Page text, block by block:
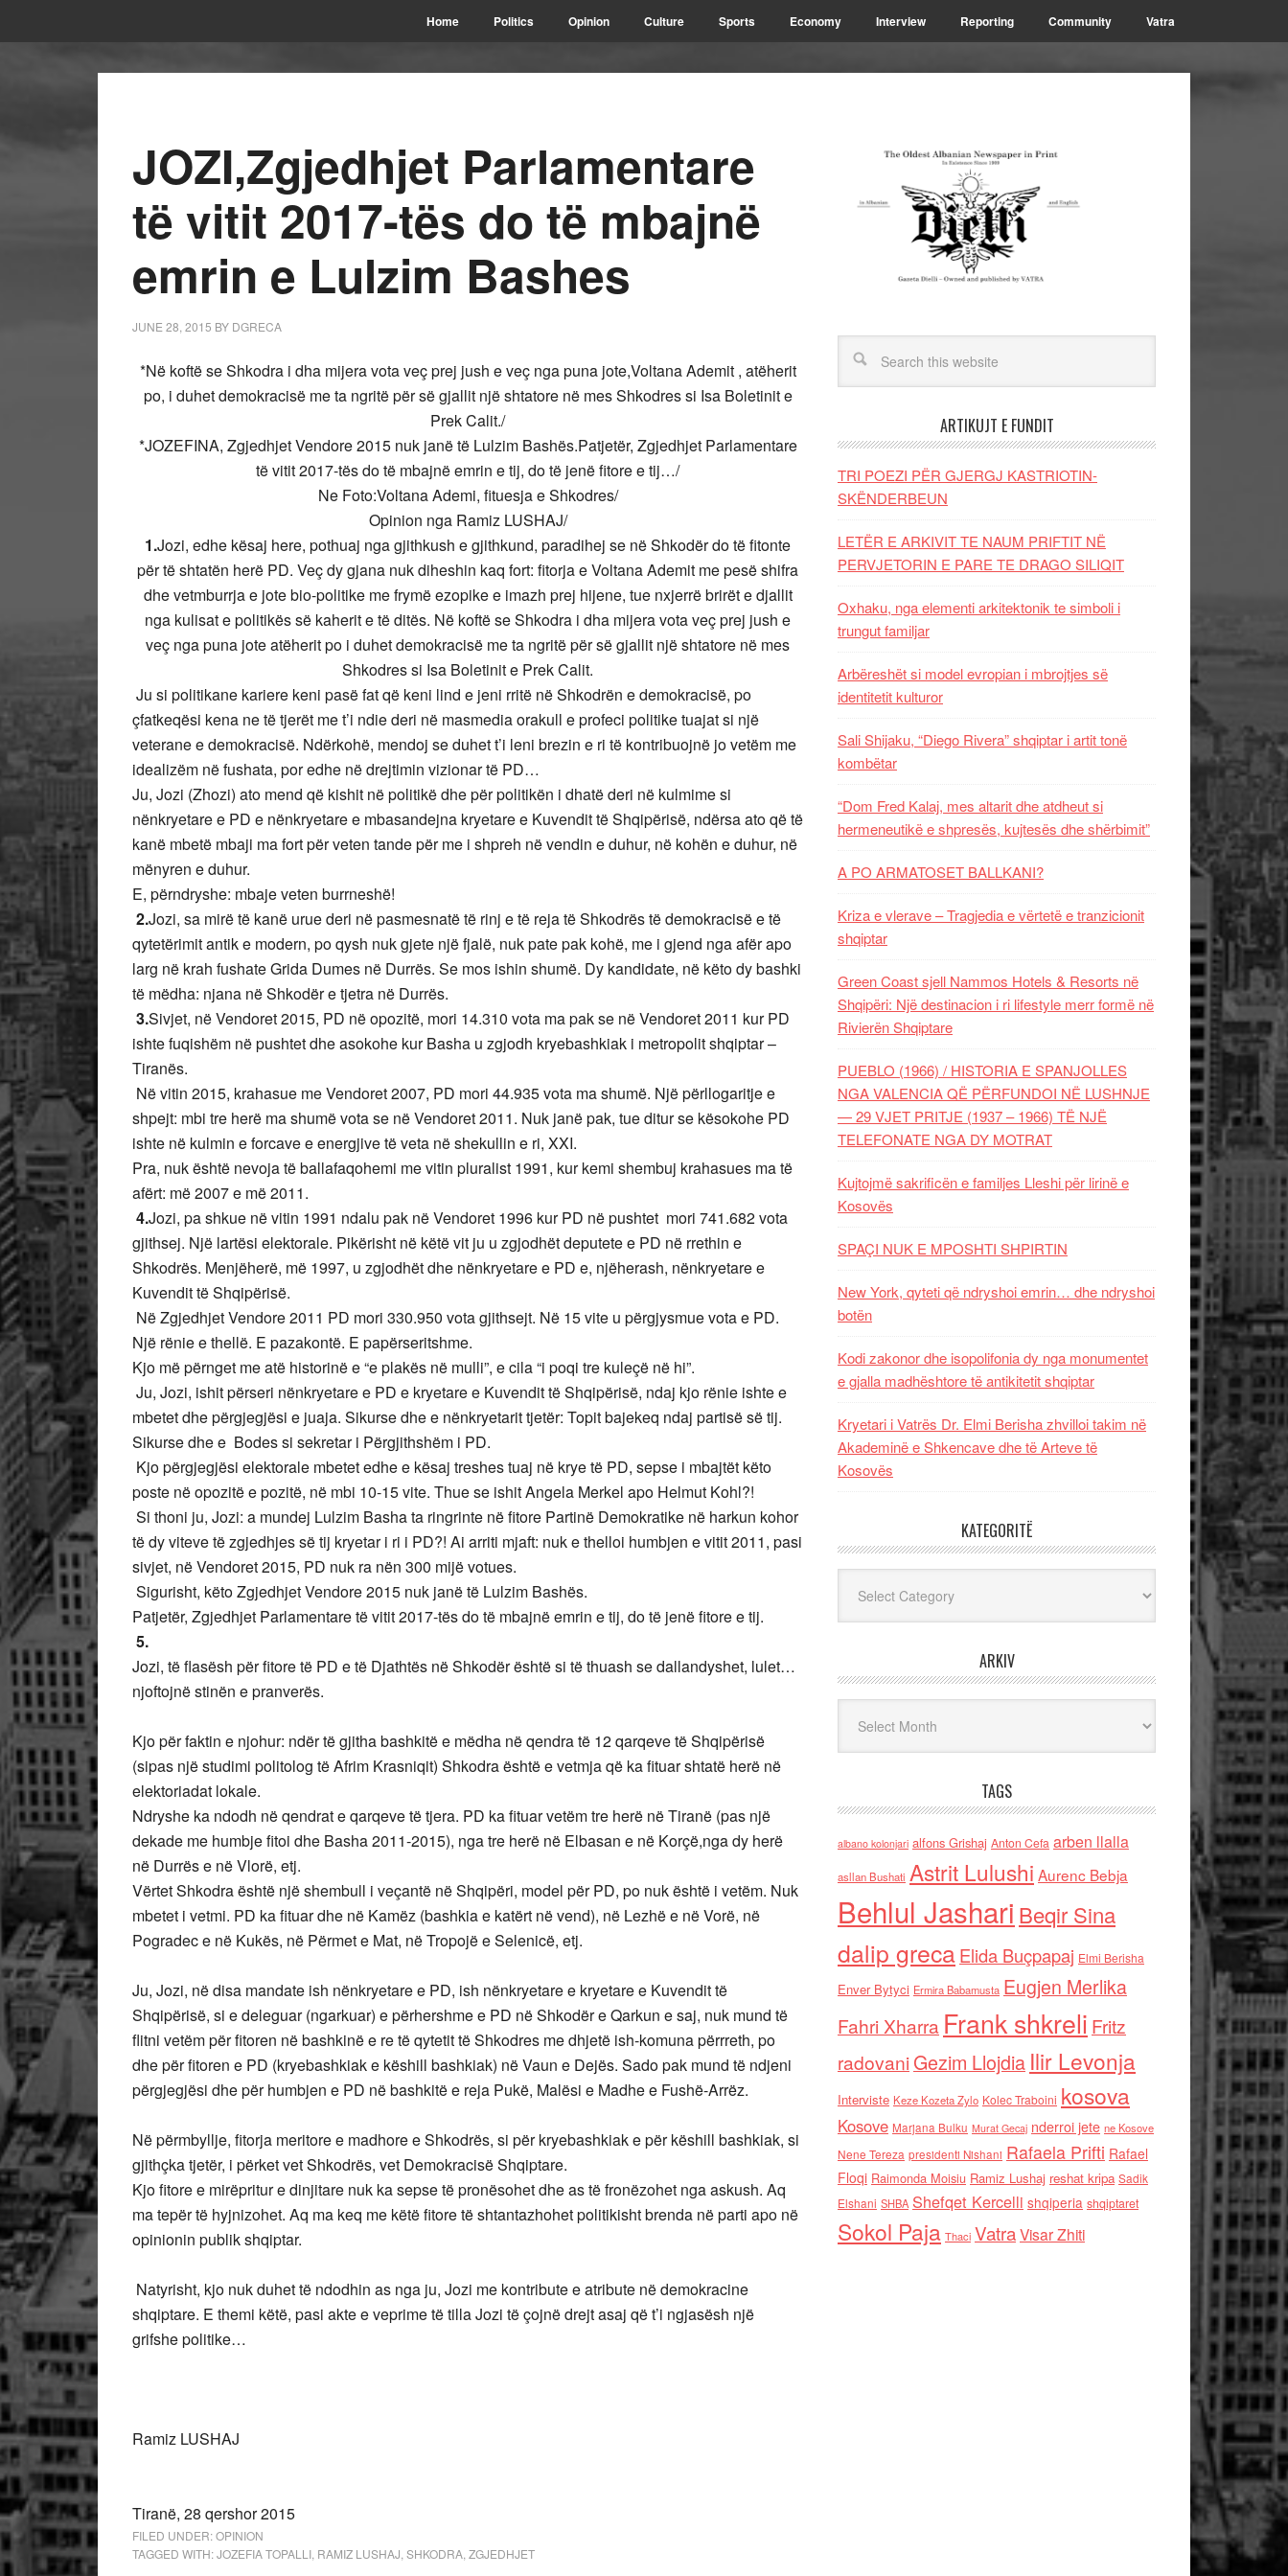
Home Politics Opinion Culture Sports Economy Interview Reporting Community Vatra
JOZI,Zgjedhjet Parlamentare
të vitit 2017-tës do të mbajnë
emrin e Lulzim Bashes
JUNE 28, 2015 BY DGRECA
*Në koftë se Shkodra i dha mijera vota veç prej jush e veç nga puna jote,Voltana Ademit , atëherit
po, i duhet demokracisë me ta ngritë për së gjallit një shtatore në mes Shkodres si Isa Boletinit e
Prek Calit./
*JOZEFINA, Zgjedhjet Vendore 2015 nuk janë të Lulzim Bashës.Patjetër, Zgjedhjet Parlamentare
të vitit 2017-tës do të mbajnë emrin e tij, do të jenë fitore e tij…/
Ne Foto:Voltana Ademi, fituesja e Shkodres/
Opinion nga Ramiz LUSHAJ/
1.Jozi, edhe kësaj here, pothuaj nga gjithkush e gjithkund, paradihej se në Shkodër do të fitonte
për të shtatën herë PD. Veç dy gjana nuk diheshin kaq fort: fitorja e Voltana Ademit me pesë shifra
dhe vetmburrja e jote bio-politike me frymë ezopike e imazh prej hijene, tue nxjerrë brirët e djallit
nga kulisat e politikës së kaherit e të ditës. Në koftë se Shkodra i dha mijera vota veç prej jush e
veç nga puna jote atëherit po i duhet demokracisë me ta ngritë për së gjallit një shtatore në mes
Shkodres si Isa Boletinit e Prek Calit.
Ju si politikane kariere keni pasë fat që keni lind e jeni rritë në Shkodrën e demokracisë, po
çfatkeqësi kena ne të tjerët me t’i ndie deri në masmedia orakull e profeci politike tuajat si një
veterane e demokracisë. Ndërkohë, mendoj se duhet t’i leni brezin e ri të kontribuojnë jo vetëm me
idealizëm në fushata, por edhe në drejtimin vizionar të PD…
Ju, Jozi (Zhozi) ato mend që kishit në politikë dhe për politikën i dhatë deri në kulmime si
nënkryetare e PD e nënkryetare e mbasandejna kryetare e Kuvendit të Shqipërisë, ndërsa ato që të
kanë mbetë mbaji ma fort për veten tande për me i shpreh në vendin e duhur, në kohën e duhur, në
mënyren e duhur.
E, përndryshe: mbaje veten burrneshë!
2.Jozi, sa mirë të kanë urue deri në pasmesnatë të rinj e të reja të Shkodrës të demokracisë e të
qytetërimit antik e modern, po qysh nuk gjete një fjalë, nuk pate pak kohë, me i gjend nga afër apo
larg në krah fushate Grida Dumes në Durrës. Se mos ishin shumë. Dy kandidate, në këto dy bashki
të mëdha: njana në Shkodër e tjetra në Durrës.
3.Sivjet, në Vendoret 2015, PD në opozitë, mori 14.310 vota ma pak se në Vendoret 2011 kur PD
ishte fuqishëm në pushtet dhe asokohe kur Basha u zgjodh kryebashkiak i metropolit shqiptar –
Tiranës.
Në vitin 2015, krahasue me Vendoret 2007, PD mori 44.935 vota ma shumë. Një përllogaritje e
shpejt: mbi tre herë ma shumë vota se në Vendoret 2011. Nuk janë pak, tue ditur se kësokohe PD
ishte në kulmin e forcave e energjive të veta në shekullin e ri, XXI.
Pra, nuk është nevoja të ballafaqohemi me vitin pluralist 1991, kur kemi shembuj krahasues ma të
afërt: më 2007 e më 2011.
4.Jozi, pa shkue në vitin 1991 ndalu pak në Vendoret 1996 kur PD në pushtet mori 741.682 vota
gjithsej. Një lartësi elektorale. Pikërisht në këtë vit ju u zgjodhët deputete e PD në rrethin e
Shkodrës. Menjëherë, më 1997, u zgjodhët dhe nënkryetare e PD e, njëherash, nënkryetare e
Kuvendit të Shqipërisë.
Në Zgjedhjet Vendore 2011 PD mori 330.950 vota gjithsejt. Në 15 vite u përgjysmue vota e PD.
Një rënie e thellë. E pazakontë. E papërseritshme.
Kjo më përnget me atë historinë e “e plakës në mulli”, e cila “i poqi tre kuleçë në hi”.
Ju, Jozi, ishit përseri nënkryetare e PD e kryetare e Kuvendit të Shqipërisë, ndaj kjo rënie ishte e
mbetet dhe përgjegjësi e juaja. Sikurse dhe e nënkryetarit tjetër: Topit bajekeq ndaj partisë së tij.
Sikurse dhe e Bodes si sekretar i Përgjithshëm i PD.
Kjo përgjegjësi elektorale mbetet edhe e kësaj treshes tuaj në krye të PD, sepse i mbajtët këto
poste në opozitë e pozitë, në mbi 10-15 vite. Thue se ishit Angela Merkel apo Helmut Kohl?!
Si thoni ju, Jozi: a mundej Lulzim Basha ta ringrinte në fitore Partinë Demokratike në harkun kohor
të dy viteve të zgjedhjes së tij kryetar i ri i PD?! Ai arriti mjaft: nuk e thelloi humbjen e vitit 2011, pasi
sivjet, në Vendoret 2015, PD nuk ra nën 300 mijë votues.
Sigurisht, këto Zgjedhjet Vendore 2015 nuk janë të Lulzim Bashës.
Patjetër, Zgjedhjet Parlamentare të vitit 2017-tës do të mbajnë emrin e tij, do të jenë fitore e tij.
5.
Jozi, të flasësh për fitore të PD e të Djathtës në Shkodër është si të thuash se dallandyshet, lulet…
njoftojnë stinën e pranverës.
Kjo për faktin e njohur: ndër të gjitha bashkitë e mëdha në qendra të 12 qarqeve të Shqipërisë
(sipas një studimi politolog të Afrim Krasniqit) Shkodra është e vetmja që ka fituar shtatë herë në
elektoriadat lokale.
Ndryshe ka ndodh në qendrat e qarqeve të tjera. PD ka fituar vetëm tre herë në Tiranë (pas një
dekade me humbje fitoi dhe Basha 2011-2015), nga tre herë në Elbasan e në Korçë,nga dy herë
në Durrës e në Vlorë, etj.
Vërtet Shkodra është një shembull i veçantë në Shqipëri, model për PD, po nuk është i vetëm. Nuk
mbetet i vetmi. PD ka fituar dhe në Kamëz (bashkia e katërt në vend), në Lezhë e në Vorë, në
Pogradec e në Kukës, në Përmet e Mat, në Tropojë e Selenicë, etj.
Ju, Jozi, në disa mandate ish nënkryetare e PD, ish nënkryetare e kryetare e Kuvendit të
Shqipërisë, si e deleguar (ngarkuar) e përhershme e PD në Shkodër e Qarkun e saj, nuk mund të
flitni vetëm për fitoren në bashkinë e re të qytetit të Shkodres me dhjetë ish-komuna përrreth, po
dhe për fitoren e PD (kryebashkiak e këshill bashkiak) në Vaun e Dejës. Sado pak mund të ndjeni
përgjegjësi dhe për humbjen e PD në bashkitë e reja Pukë, Malësi e Madhe e Fushë-Arrëz.
Në përmbyllje, fitorja meritore e madhore e Shkodrës, si për kryebashkiak e për këshill bashkiak, si
gjithçka tjetër, i përket vet Shkodrës, vet Demokracisë Shqiptare.
Kjo fitore e mirëpritur e dinjitare nuk ka sepse të pronësohet dhe as të fronëzohet nga askush. Aq
ma tepër të hyjnizohet. Aq ma keq me këtë fitore të shtantazhohet politikisht brenda në parti apo në
opinionin publik shqiptar.
Natyrisht, kjo nuk duhet të ndodhin as nga ju, Jozi me kontribute e atribute në demokracine
shqiptare. E themi këtë, pasi akte e veprime të tilla Jozi të çojnë drejt asaj që t’i ngjasësh një
grifshe politike…
Ramiz LUSHAJ
Tiranë, 28 qershor 2015
FILED UNDER:OPINION
TAGGED WITH:JOZEFIA TOPALLI RAMIZ LUSHAJ SHKODRA ZGJEDHJET
ARTIKUJT E FUNDIT
TRI POEZI PËR GJERGJ KASTRIOTIN-
SKËNDERBEUN
LETËR E ARKIVIT TE NAUM PRIFTIT NË
PERVJETORIN E PARE TE DRAGO SILIQIT
Oxhaku, nga elementi arkitektonik te simboli i
trungut familjar
Arbëreshët si model evropian i mbrojtjes së
identitetit kulturor
Sali Shijaku, “Diego Rivera” shqiptar i artit tonë
kombëtar
“Dom Fred Kalaj, mes altarit dhe atdheut si
hermeneutikë e shpresës, kujtesës dhe shërbimit”
A PO ARMATOSET BALLKANI?
Kriza e vlerave – Tragjedia e vërtetë e tranzicionit
shqiptar
Green Coast sjell Nammos Hotels & Resorts në
Shqipëri: Një destinacion i ri lifestyle merr formë në
Rivierën Shqiptare
PUEBLO (1966) / HISTORIA E SPANJOLLES
NGA VALENCIA QË PËRFUNDOI NË LUSHNJE
— 29 VJET PRITJE (1937 – 1966) TË NJË
TELEFONATE NGA DY MOTRAT
Kujtojmë sakrificën e familjes Lleshi për lirinë e
Kosovës
SPAÇI NUK E MPOSHTI SHPIRTIN
New York, qyteti që ndryshoi emrin… dhe ndryshoi
botën
Kodi zakonor dhe isopolifonia dy nga monumentet
e gjalla madhështore të antikitetit shqiptar
Kryetari i Vatrës Dr. Elmi Berisha zhvilloi takim në
Akademinë e Shkencave dhe të Arteve të
Kosovës
KATEGORITË
ARKIV
TAGS
albano kolonjari alfons Grishaj Anton Cefa arben llalla
asllan Bushati Astrit Lulushi Aurenc Bebja
Behlul Jashari Beqir Sina
dalip grecaElida Buçpapaj Elmi Berisha
Enver Bytyci Ermira Babamusta Eugjen Merlika
Fahri Xharra Frank shkreli Fritz
radovaniGezim Llojdia Ilir Levonja
Interviste Keze Kozeta Zylo Kolec Traboini kosova
Kosove Marjana Bulku Murat Gecaj nderroi jete ne Kosove
Nene Tereza presidenti Nishani Rafaela Prifti Rafael
Floqi Raimonda Moisiu Ramiz Lushaj reshat kripa Sadik
Elshani SHBA Shefqet Kercelli shqiperia shqiptaret
Sokol Paja Thaci VatraVisar Zhiti